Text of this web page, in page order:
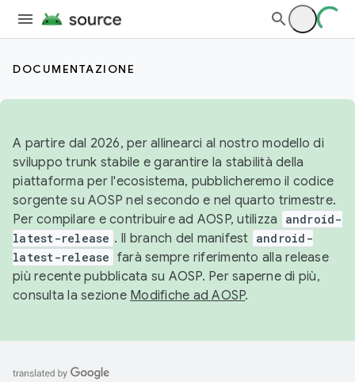
DOCUMENTAZIONE
A partire dal 2026, per allinearci al nostro modello di
sviluppo trunk stabile e garantire la stabilità della
piattaforma per l'ecosistema, pubblicheremo il codice
sorgente su AOSP nel secondo e nel quarto trimestre.
Per compilare e contribuire ad AOSP, utilizza
android-
latest-release . Il branch del manifest android-
latest-release farà sempre riferimento alla release
più recente pubblicata su AOSP. Per saperne di più,
consulta la sezione Modifiche ad AOSP.